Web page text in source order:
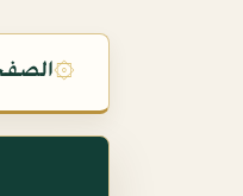
۞